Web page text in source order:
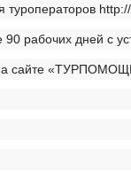
рабочих дней с
сайте